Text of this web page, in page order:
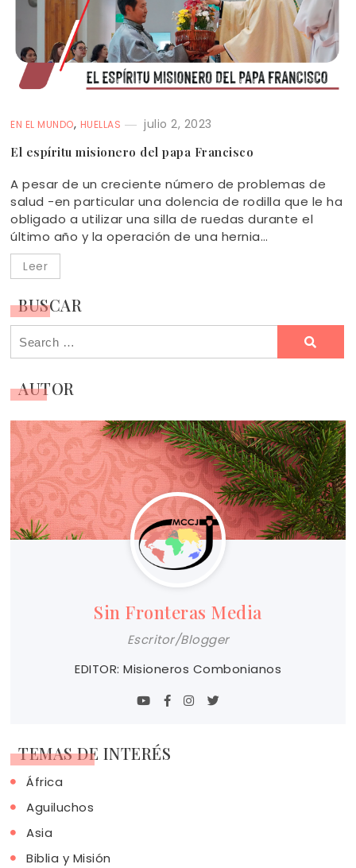
EN EL MUNDO, HUELLAS
julio 2, 2023
El espíritu misionero del papa Francisco
A pesar de un creciente número de problemas de
salud -en particular una dolencia de rodilla que le ha
obligado a utilizar una silla de ruedas durante el
último año y la operación de una hernia…
Leer
BUSCAR
for:
AUTOR
Sin Fronteras Media
Escritor/Blogger
EDITOR: Misioneros Combonianos
TEMAS DE INTERÉS
África
Aguiluchos
Asia
Biblia y Misión